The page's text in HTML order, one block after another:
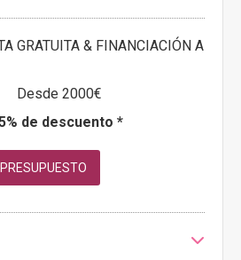
GRATUITA & FINANCIACIÓN A
Desde 2000€
de descuento *